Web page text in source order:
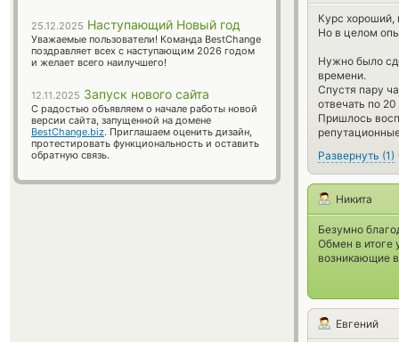
Курс хороший,
Но в целом
Нужно было
времени.
Спустя пару
отвечать по
Пришлось
Развернуть (1)
Никита
Безумно
Обмен в итоге
возникающие
Евгений
25.12.2025 Наступающий Новый год
Уважаемые пользователи! Команда BestChange
поздравляет всех с наступающим 2026 годом
и желает всего наилучшего!
12.11.2025 Запуск нового сайта
С радостью объявляем о начале работы новой
версии сайта, запущенной на домене
BestChange.biz. Приглашаем оценить дизайн,
протестировать функциональность и оставить
обратную связь.